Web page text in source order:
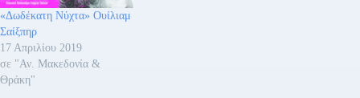
έχουν ως εξής: • Για τον
τρόπο επιλογής της
ηγεσίας…
«Δωδέκατη Νύχτα» Ουίλιαμ
Σαίξπηρ
17 Απριλίου 2019
σε "Αν. Μακεδονία &
Θράκη"